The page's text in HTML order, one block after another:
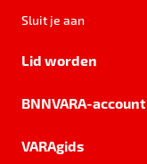
Sluit je aan
Lid worden
BNNVARA-account
VARAgids